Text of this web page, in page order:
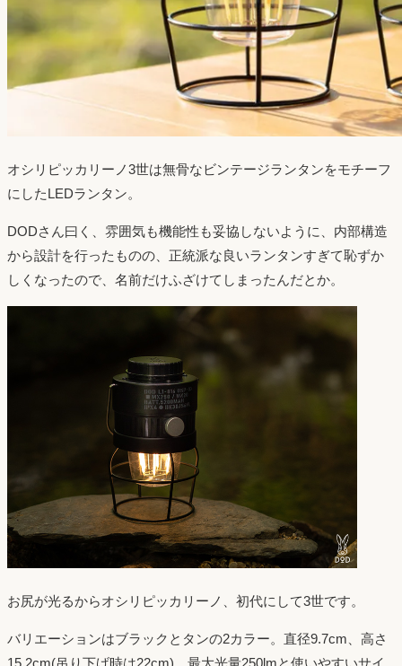
オシリピッカリーノ3世は無骨なビンテージランタンをモチーフ
にしたLEDランタン。
DODさん曰く、雰囲気も機能性も妥協しないように、内部構造
から設計を行ったものの、正統派な良いランタンすぎて恥ずか
しくなったので、名前だけふざけてしまったんだとか。
お尻が光るからオシリピッカリーノ、初代にして3世です。
バリエーションはブラックとタンの2カラー。直径9.7cm、高さ
15.2cm(吊り下げ時は22cm)、最大光量250lmと使いやすいサイ